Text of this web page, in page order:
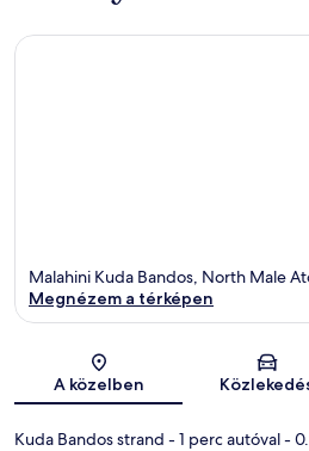
Térkép
Malahini Kuda Bandos, North Male
Megnézem a térképen
A közelben
Kuda Bandos strand - 1 perc autóval-